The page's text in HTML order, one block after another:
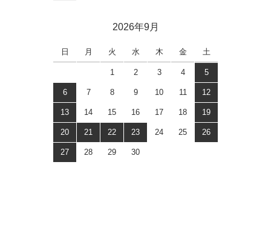
2026年9月
日 月 火 水 木 金 土
1 2 3 4 5
6 7 8 9 10 11 12
13 14 15 16 17 18 19
20 21 22 23 24 25 26
27 28 29 30